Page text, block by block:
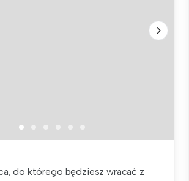
do którego będziesz wracać z